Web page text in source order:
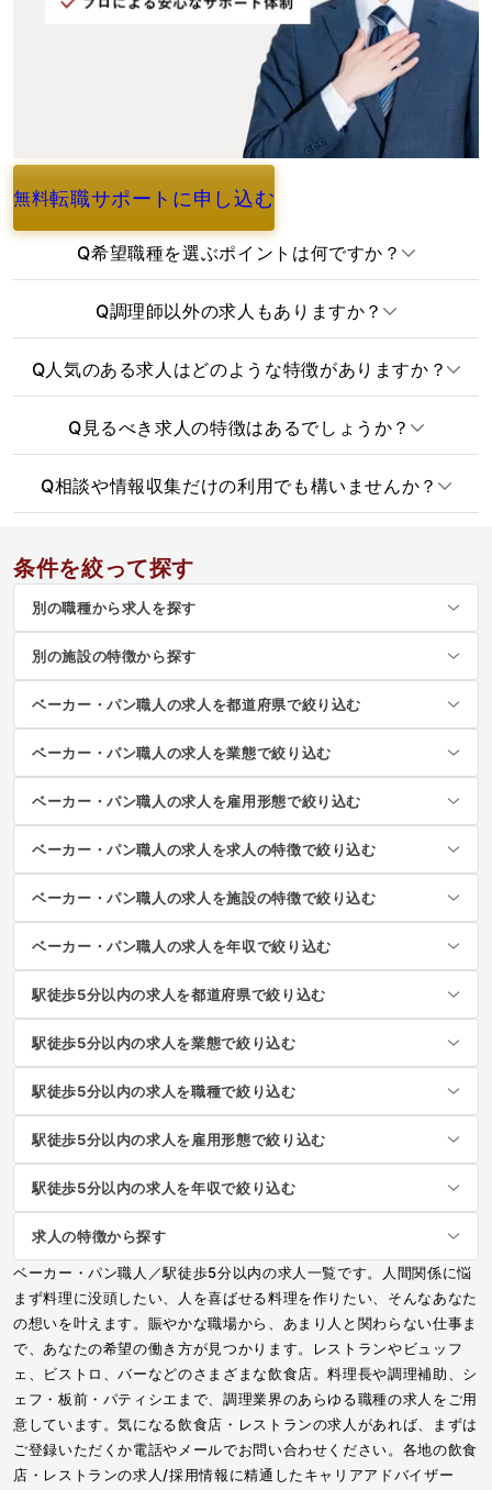
無料転職サポートに申し込む
よくあるご質問
Q希望職種を選ぶポイントは何ですか？
Q調理師以外の求人もありますか？
Q人気のある求人はどのような特徴がありますか？
Q 見るべき求人の特徴はあるでしょうか？
Q相談や情報収集だけの利用でも構いませんか？
条件を絞って探す
別の職種から求人を探す
別の施設の特徴から探す
ベーカー・パン職人の求人を都道府県で絞り込む
ベーカー・パン職人の求人を業態で絞り込む
ベーカー・パン職人の求人を雇用形態で絞り込む
ベーカー・パン職人の求人を求人の特徴で絞り込む
ベーカー・パン職人の求人を施設の特徴で絞り込む
ベーカー・パン職人の求人を年収で絞り込む
駅徒歩5分以内の求人を都道府県で絞り込む
駅徒歩5分以内の求人を業態で絞り込む
駅徒歩5分以内の求人を職種で絞り込む
駅徒歩5分以内の求人を雇用形態で絞り込む
駅徒歩5分以内の求人を年収で絞り込む
求人の特徴から探す
ベーカー・パン職人／駅徒歩5分以内の求人一覧です。人間関係に悩
まず料理に没頭したい、人を喜ばせる料理を作りたい、そんなあなた
の想いを叶えます。賑やかな職場から、あまり人と関わらない仕事ま
で、あなたの希望の働き方が見つかります。レストランやビュッフ
ェ、ビストロ、バーなどのさまざまな飲食店。料理長や調理補助、シ
ェフ・板前・パティシエまで、調理業界のあらゆる職種の求人をご用
意しています。気になる飲食店・レストランの求人があれば、まずは
ご登録いただくか電話やメールでお問い合わせください。各地の飲食
店・レストランの求人/採用情報に精通したキャリアアドバイザー